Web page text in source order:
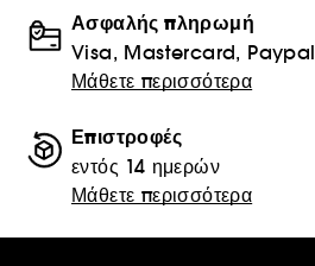
Ασφαλής πληρωμή
Visa, Mastercard, Paypal
Μάθετε περισσότερα
Επιστροφές
εντός 14 ημερών
Μάθετε περισσότερα